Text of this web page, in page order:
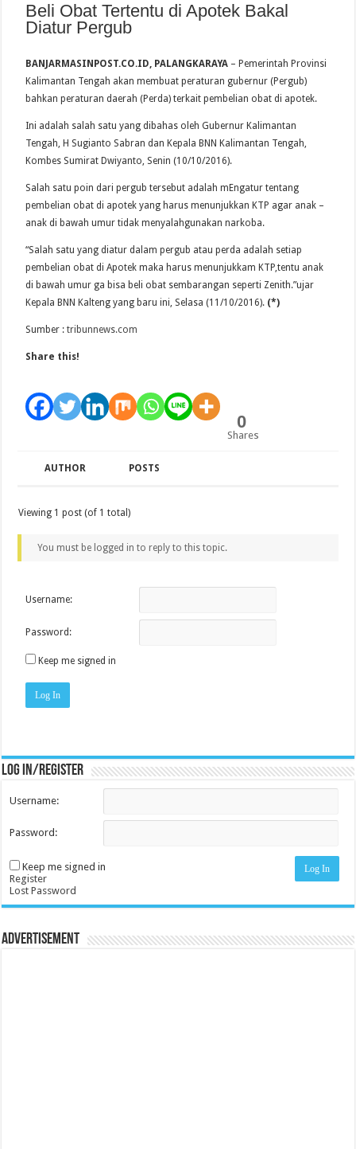
Beli Obat Tertentu di Apotek Bakal
Diatur Pergub
BANJARMASINPOST.CO.ID, PALANGKARAYA – Pemerintah Provinsi
Kalimantan Tengah akan membuat peraturan gubernur (Pergub)
bahkan peraturan daerah (Perda) terkait pembelian obat di apotek.
Ini adalah salah satu yang dibahas oleh Gubernur Kalimantan
Tengah, H Sugianto Sabran dan Kepala BNN Kalimantan Tengah,
Kombes Sumirat Dwiyanto, Senin (10/10/2016).
Salah satu poin dari pergub tersebut adalah mEngatur tentang
pembelian obat di apotek yang harus menunjukkan KTP agar anak –
anak di bawah umur tidak menyalahgunakan narkoba.
“Salah satu yang diatur dalam pergub atau perda adalah setiap
pembelian obat di Apotek maka harus menunjukkam KTP,tentu anak
di bawah umur ga bisa beli obat sembarangan seperti Zenith.”ujar
Kepala BNN Kalteng yang baru ini, Selasa (11/10/2016). (*)
Sumber :tribunnews.com
Share this!
0
Shares
AUTHOR POSTS
Viewing 1 post (of 1 total)
You must be logged in to reply to this topic.
Username:
Password:
Keep me signed in
Log In
Log in/register
Username:
Password:
Keep me signed in Log In
Register
Lost Password
Advertisement